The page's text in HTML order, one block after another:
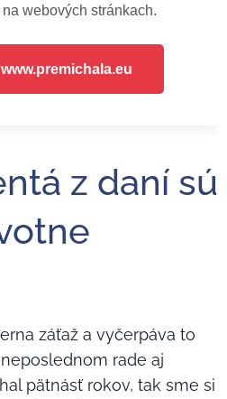
webových stránkach.
z daní sú
záťaž a vyčerpáva to
rade aj
pätnásť rokov, tak sme si